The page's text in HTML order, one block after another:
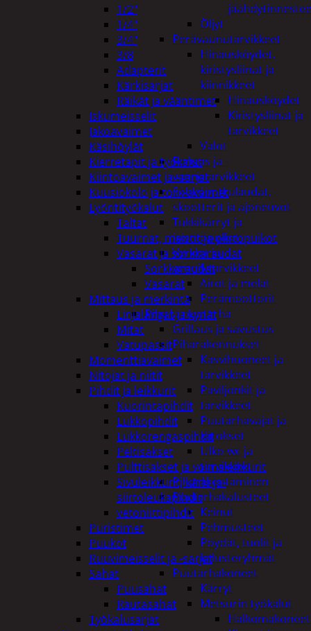
Öljyt
Perävaunutarvikkeet
Hinausköydet,
kiristysliinat ja
kiinnikkeet
Hinausköydet
Kiristysliinat ja
tarvikkeet
Valot
Rengas ja -
vannetarvikkeet
Sähköpotkulaudat,
skootterit ja ajoneuvot
Tukkikärryt ja
juontopulkat
Veneet ja
veneilytarvikkeet
Airot ja melat
Perämoottorit
Piha ja puutarha
Grillaus ja savustus
Piharakennukset
Kasvihuoneet ja
tarvikkeet
Paviljonkit ja
tarvikkeet
Puutarhavajat ja
katokset
Ulko-wc ja
tarvikkeet
Piharakentaminen
Puutarhakalusteet
Keinut
Pehmusteet
Pöydät, tuolit ja
kalusteryhmät
Puutarhakoneet
Kärryt
Metsurin työkalut
Halkomakoneet
1/2"
1/4"
3/4"
3/8
Adapterit
Kärkisarjat
Räikät ja vääntimet
Iskumeisselit
Jakoavaimet
Käsihöylät
Kierretapit ja työkalut
Kiintoavaimet ja -sarjat
Kuusiokolo ja torx-avaimet
Lyöntityökalut
Taltat
Tuurnat, meistit ja piirtopuikot
Vasarat ja sorkkaraudat
Sorkkaraudat
Vasarat
Mittaus ja merkintä
Linjalangat ja kynät
Mitat
Vatupassit
Momenttiavaimet
Nitojat ja niitit
Pihdit ja leikkurit
Kuorintapihdit
Lukkopihdit
Lukkorengaspihdit
Peltisakset
Pulttisakset ja voimaleikkurit
Sivuleikkurit, kärki ja-
siirtoleukapihdit
vetoniittipihdit
Puristimet
Puukot
Ruuvimeisselit ja -sarjat
Sahat
Puusahat
Rautasahat
Työkalusarjat